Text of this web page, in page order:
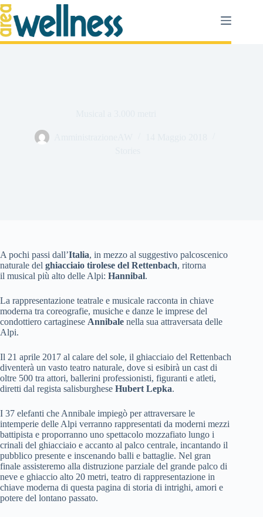
Salta
al
contenuto
A pochi passi dall’Italia, in mezzo al suggestivo palcoscenico
naturale del ghiacciaio tirolese del Rettenbach, ritorna
il musical più alto delle Alpi: Hannibal.
La rappresentazione teatrale e musicale racconta in chiave
moderna tra coreografie, musiche e danze le imprese del
condottiero cartaginese Annibale nella sua attraversata delle
Alpi.
Il 21 aprile 2017 al calare del sole, il ghiacciaio del Rettenbach
diventerà un vasto teatro naturale, dove si esibirà un cast di
oltre 500 tra attori, ballerini professionisti, figuranti e atleti,
diretti dal regista salisburghese Hubert Lepka.
I 37 elefanti che Annibale impiegò per attraversare le
intemperie delle Alpi verranno rappresentati da moderni mezzi
battipista e proporranno uno spettacolo mozzafiato lungo i
crinali del ghiacciaio e accanto al palco centrale, incantando il
pubblico presente e inscenando balli e battaglie. Nel gran
finale assisteremo alla distruzione parziale del grande palco di
neve e ghiaccio alto 20 metri, teatro di rappresentazione in
chiave moderna di questa pagina di storia di intrighi, amori e
potere del lontano passato.